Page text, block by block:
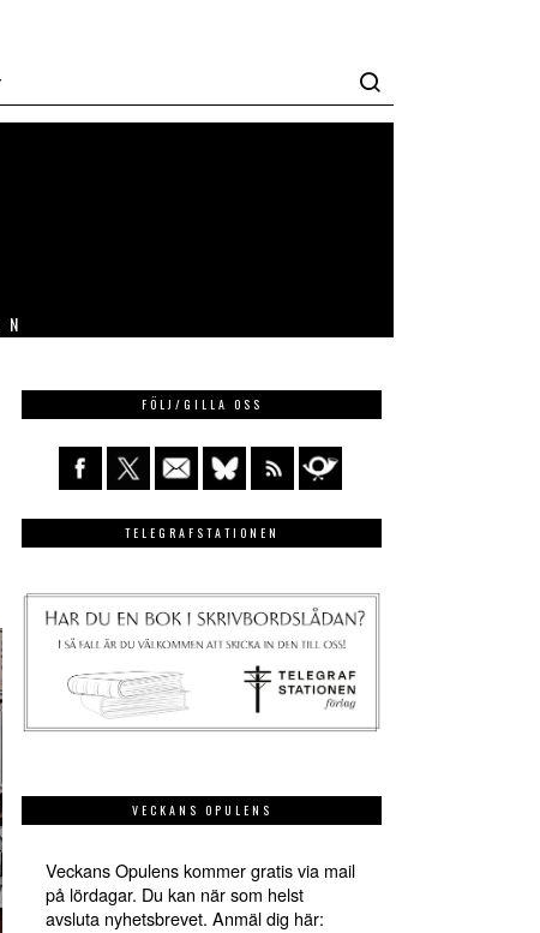
FÖLJ/GILLA OSS
TELEGRAFSTATIONEN
VECKANS OPULENS
Veckans Opulens kommer gratis via mail
på lördagar. Du kan när som helst
avsluta nyhetsbrevet. Anmäl dig här: